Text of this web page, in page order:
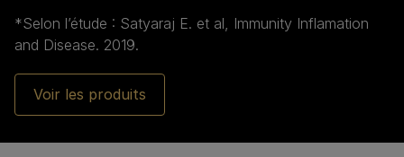
*Selon l’étude : Satyaraj E. et al, Immunity Inflamation
and Disease. 2019.
Voir les produits